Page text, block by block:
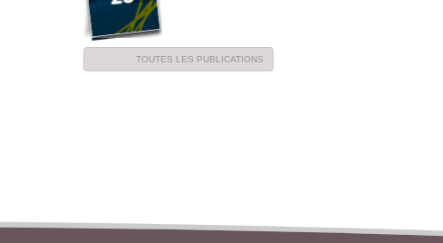
TOUTES LES PUBLICATIONS